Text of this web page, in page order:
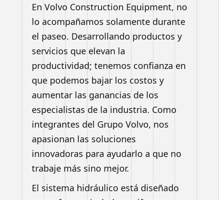
En Volvo Construction Equipment, no
lo acompañamos solamente durante
el paseo. Desarrollando productos y
servicios que elevan la
productividad; tenemos confianza en
que podemos bajar los costos y
aumentar las ganancias de los
especialistas de la industria. Como
integrantes del Grupo Volvo, nos
apasionan las soluciones
innovadoras para ayudarlo a que no
trabaje más sino mejor.
El sistema hidráulico está diseñado